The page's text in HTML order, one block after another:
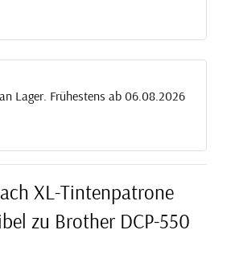
Lager. Frühestens ab 06.08.2026
XL-Tintenpatrone
zu Brother DCP-550